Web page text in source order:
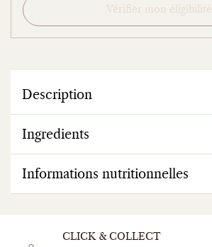
Vérifier mon éligibilité
Description
Ingredients
Informations nutritionnelles
CLICK & COLLECT